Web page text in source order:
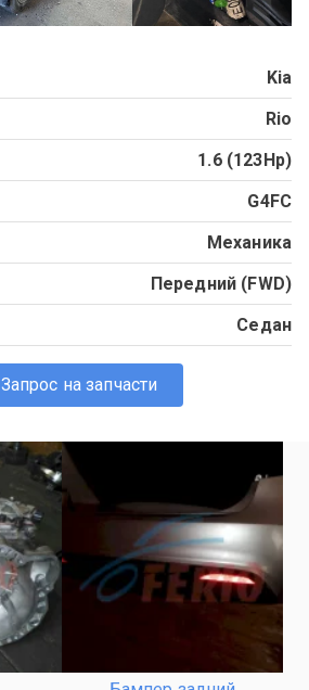
Kia
Rio
1.6 (123Hp)
G4FC
Механика
Передний (FWD)
Седан
Запрос на запчасти